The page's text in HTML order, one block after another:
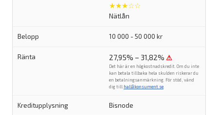
★★★☆☆
Nätlån
10 000 - 50 000 kr
27,95% – 31,82% ⚠
Det här är en högkostnadskredit. Om du inte
kan betala tillbaka hela skulden riskerar du
en betalningsanmärkning. För stöd, vänd
dig till hallåkonsument.se
Bisnode